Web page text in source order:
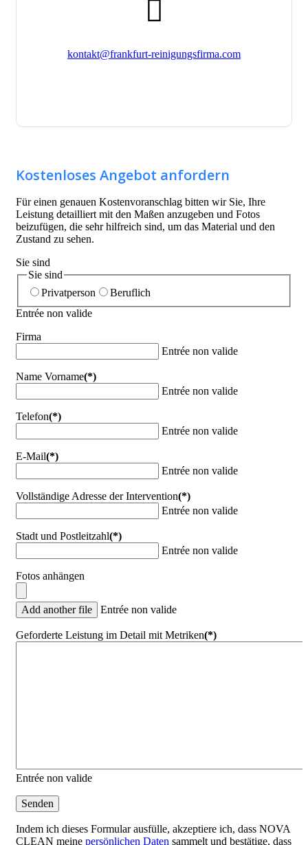
kontakt@frankfurt-reinigungsfirma.com
Kostenloses Angebot anfordern
Für einen genauen Kostenvoranschlag bitten wir Sie, Ihre
Leistung detailliert mit den Maßen anzugeben und Fotos
beizufügen, die sehr hilfreich sind, um das Material und den
Zustand zu sehen.
Sie sind
Sie sind
Privatperson
Beruflich
Entrée non valide
Firma
Entrée non valide
Name Vorname(*)
Entrée non valide
Telefon(*)
Entrée non valide
E-Mail(*)
Entrée non valide
Vollständige Adresse der Intervention(*)
Entrée non valide
Stadt und Postleitzahl(*)
Entrée non valide
Fotos anhängen
Add another file Entrée non valide
Geforderte Leistung im Detail mit Metriken(*)
Entrée non valide
Senden
Indem ich dieses Formular ausfülle, akzeptiere ich, dass NOVA
CLEAN meine persönlichen Daten sammelt und bestätige, dass